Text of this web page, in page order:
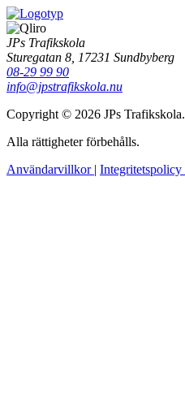
JPs Trafikskola
Sturegatan 8, 17231 Sundbyberg
08-29 99 90
info@jpstrafikskola.nu
Copyright © 2026 JPs Trafikskola.
Alla rättigheter förbehålls.
Användarvillkor | Integritetspolicy